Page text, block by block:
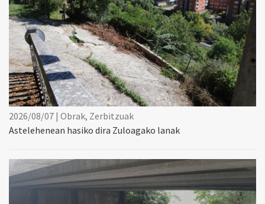
2026/08/07 | Obrak, Zerbitzuak
Astelehenean hasiko dira Zuloagako lanak